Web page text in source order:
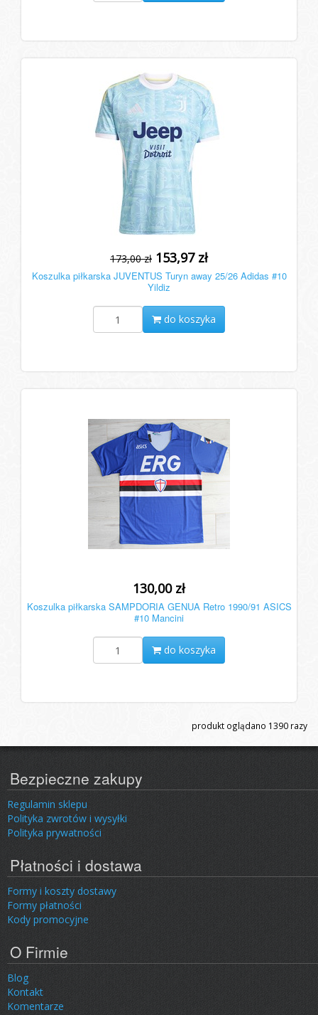
173,00 zł 153,97 zł
Koszulka piłkarska JUVENTUS Turyn away 25/26 Adidas #10
Yildiz
do koszyka
130,00 zł
Koszulka piłkarska SAMPDORIA GENUA Retro 1990/91 ASICS
#10 Mancini
do koszyka
produkt oglądano 1390 razy
Bezpieczne zakupy
Regulamin sklepu
Polityka zwrotów i wysyłki
Polityka prywatności
Płatności i dostawa
Formy i koszty dostawy
Formy płatności
Kody promocyjne
O Firmie
Blog
Kontakt
Komentarze